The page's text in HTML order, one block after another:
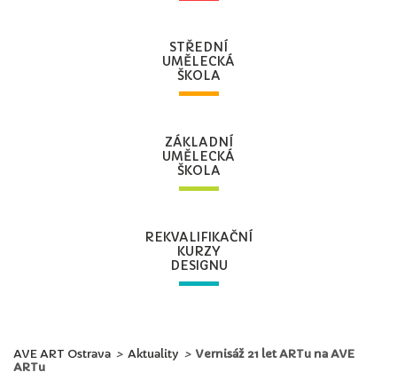
STŘEDNÍ
UMĚLECKÁ
ŠKOLA
ZÁKLADNÍ
UMĚLECKÁ
ŠKOLA
REKVALIFIKAČNÍ
KURZY
DESIGNU
AVE ART Ostrava > Aktuality > Vernisáž 21 let ARTu na AVE
ARTu